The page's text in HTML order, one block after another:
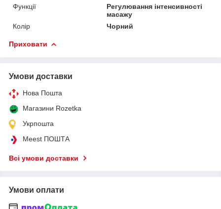
Функції
Регулювання інтенсивності
масажу
Колір
Чорний
Приховати
Умови доставки
Нова Пошта
Магазини Rozetka
Укрпошта
Meest ПОШТА
Всі умови доставки
Умови оплати